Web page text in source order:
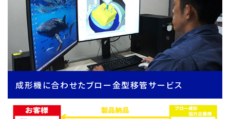
成形機に合わせたブロー金型移管サービス